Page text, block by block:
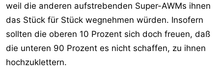
weil die anderen aufstrebenden Super-AWMs ihnen
das Stück für Stück wegnehmen würden. Insofern
sollten die oberen 10 Prozent sich doch freuen, daß
die unteren 90 Prozent es nicht schaffen, zu ihnen
hochzuklettern.